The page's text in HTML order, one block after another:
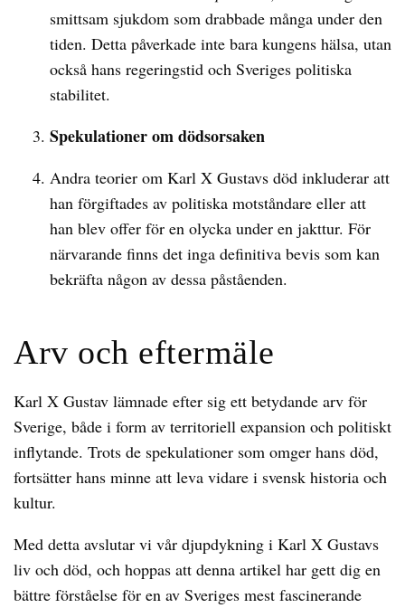
smittsam sjukdom som drabbade många under den
tiden. Detta påverkade inte bara kungens hälsa, utan
också hans regeringstid och Sveriges politiska
stabilitet.
Spekulationer om dödsorsaken
Andra teorier om Karl X Gustavs död inkluderar att
han förgiftades av politiska motståndare eller att
han blev offer för en olycka under en jakttur. För
närvarande finns det inga definitiva bevis som kan
bekräfta någon av dessa påståenden.
Arv och eftermäle
Karl X Gustav lämnade efter sig ett betydande arv för
Sverige, både i form av territoriell expansion och politiskt
inflytande. Trots de spekulationer som omger hans död,
fortsätter hans minne att leva vidare i svensk historia och
kultur.
Med detta avslutar vi vår djupdykning i Karl X Gustavs
liv och död, och hoppas att denna artikel har gett dig en
bättre förståelse för en av Sveriges mest fascinerande